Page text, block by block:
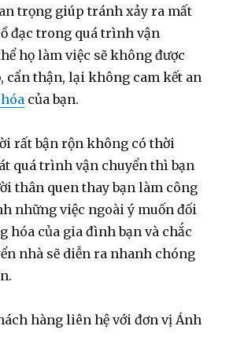
trọng giúp tránh xảy ra mất
đạc trong quá trình vận
họ làm việc sẽ không được
cẩn thận, lại không cam kết an
của bạn.
rất bận rộn không có thời
quá trình vận chuyển thì bạn
thân quen thay bạn làm công
những việc ngoài ý muốn đối
hóa của gia đình bạn và chắc
nhà sẽ diễn ra nhanh chóng
hàng liên hệ với đơn vị Ánh